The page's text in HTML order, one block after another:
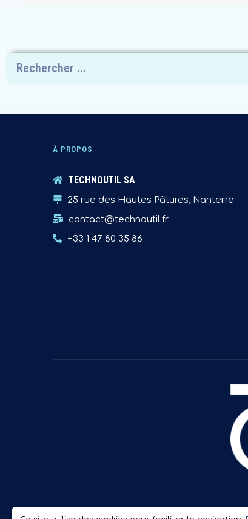
À PROPOS
TECHNOUTIL SA
25 rue des Hautes Pâtures, Nanterre
contact@technoutil.fr
+33 1 47 80 35 86